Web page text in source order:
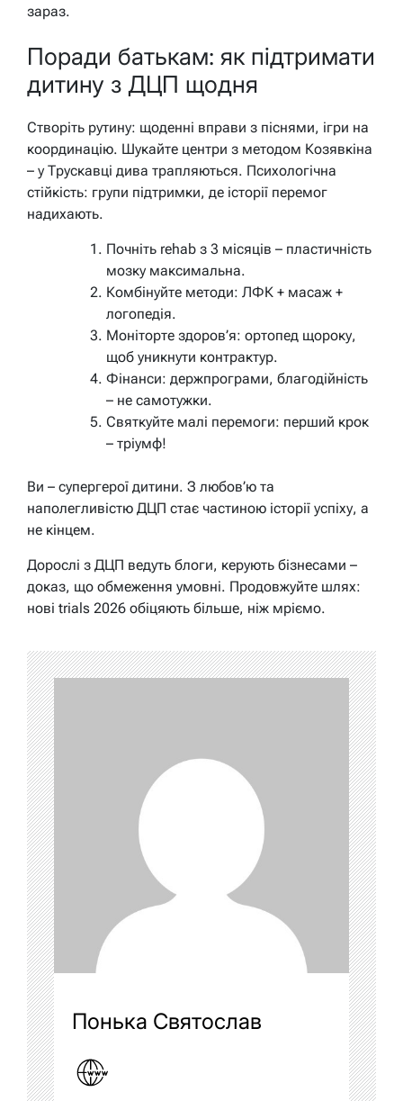
зараз.
Поради батькам: як підтримати
дитину з ДЦП щодня
Створіть рутину: щоденні вправи з піснями, ігри на
координацію. Шукайте центри з методом Козявкіна
– у Трускавці дива трапляються. Психологічна
стійкість: групи підтримки, де історії перемог
надихають.
Почніть rehab з 3 місяців – пластичність
мозку максимальна.
Комбінуйте методи: ЛФК + масаж +
логопедія.
Моніторте здоров’я: ортопед щороку,
щоб уникнути контрактур.
Фінанси: держпрограми, благодійність
– не самотужки.
Святкуйте малі перемоги: перший крок
– тріумф!
Ви – супергерої дитини. З любов’ю та
наполегливістю ДЦП стає частиною історії успіху, а
не кінцем.
Дорослі з ДЦП ведуть блоги, керують бізнесами –
доказ, що обмеження умовні. Продовжуйте шлях:
нові trials 2026 обіцяють більше, ніж мріємо.
Понька Святослав